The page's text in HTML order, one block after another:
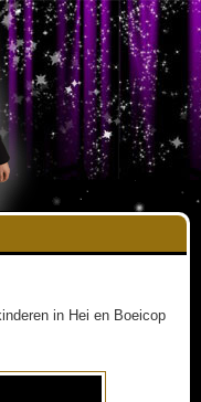
in Hei en Boeicop